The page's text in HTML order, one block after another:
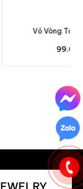
Cương V18